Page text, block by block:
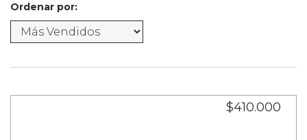
Ordenar por:
$410.000